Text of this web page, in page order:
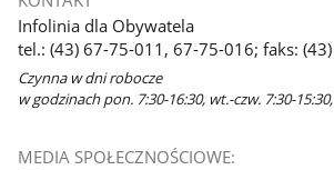
Infolinia dla Obywatela
tel.: (43) 67-75-011, 67-75-016; faks:
Czynna w dni robocze
w godzinach pon. 7:30-16:30, wt.-czw. 7:30-
MEDIA SPOŁECZNOŚCIOWE: